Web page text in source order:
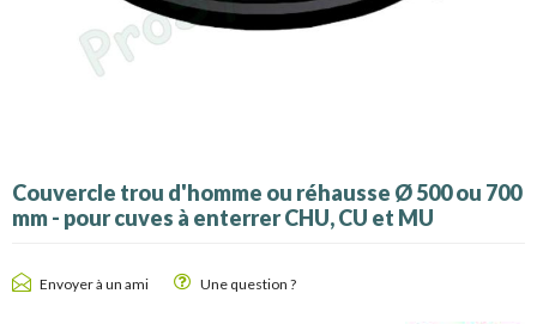
Couvercle trou d'homme ou réhausse Ø 500 ou 700
mm - pour cuves à enterrer CHU, CU et MU
Envoyer à un ami Une question ?